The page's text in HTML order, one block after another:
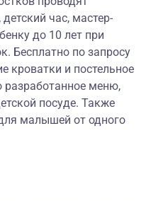
час, мастер-
до 10 лет при
Бесплатно по запросу
кроватки и постельное
разработанное меню,
посуде. Также
малышей от одного